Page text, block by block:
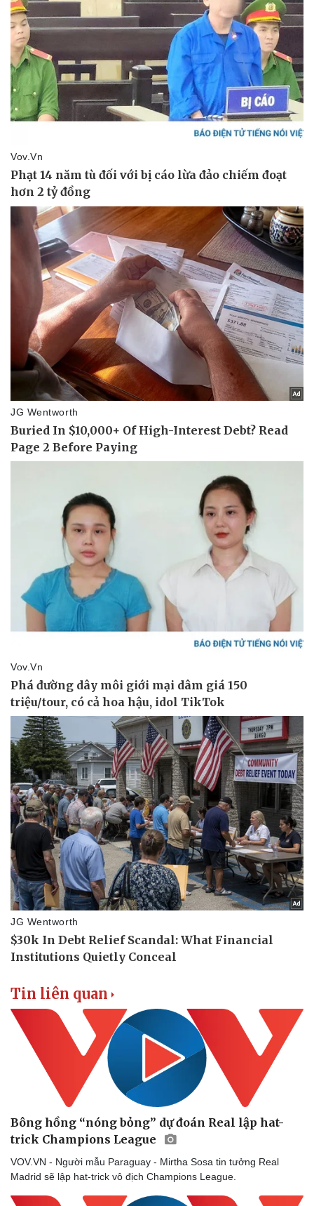
Thể thao
Bóng đá
Thế giới thể thao
eSports
Hậu trường
Ô tô - Xe máy
Ô tô
Xe máy
Tin liên quan
Bông hồng “nóng bỏng” dự đoán Real lập hat-
trick Champions League
VOV.VN - Người mẫu Paraguay - Mirtha Sosa tin tưởng Real
Madrid sẽ lập hat-trick vô địch Champions League.